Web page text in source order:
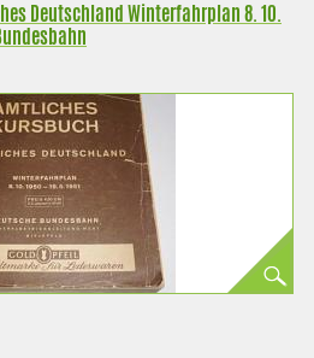
Deutschland Winterfahrplan 8. 10.